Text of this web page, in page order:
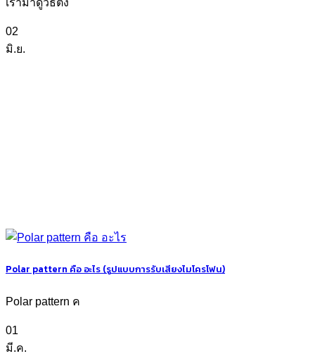
เรามาดูวิธีตั้ง
02
มิ.ย.
Polar pattern คือ อะไร (รูปแบบการรับเสียงไมโครโฟน)
Polar pattern ค
01
มี.ค.